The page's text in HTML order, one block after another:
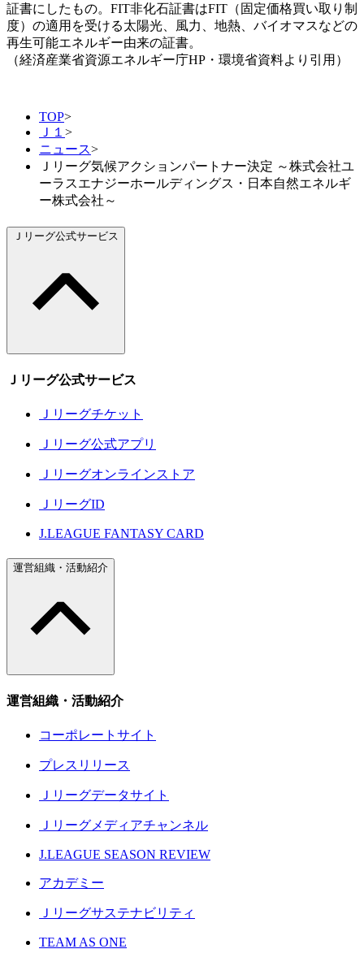
証書にしたもの。FIT非化石証書はFIT（固定価格買い取り制
度）の適用を受ける太陽光、風力、地熱、バイオマスなどの
再生可能エネルギー由来の証書。
（経済産業省資源エネルギー庁HP・環境省資料より引用）
TOP>
Ｊ１ >
ニュース>
Ｊリーグ気候アクションパートナー決定 ～株式会社ユ
ーラスエナジーホールディングス・日本自然エネルギ
ー株式会社～
Ｊリーグ公式サービス
Ｊリーグ公式サービス
Ｊリーグチケット
Ｊリーグ公式アプリ
Ｊリーグオンラインストア
ＪリーグID
J.LEAGUE FANTASY CARD
運営組織・活動紹介
運営組織・活動紹介
コーポレートサイト
プレスリリース
Ｊリーグデータサイト
Ｊリーグメディアチャンネル
J.LEAGUE SEASON REVIEW
アカデミー
Ｊリーグサステナビリティ
TEAM AS ONE